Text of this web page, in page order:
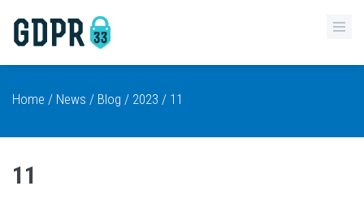
Home / News / Blog / 2023 / 11
11